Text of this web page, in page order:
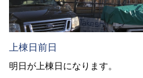
上棟日前日
明日が上棟日になります。